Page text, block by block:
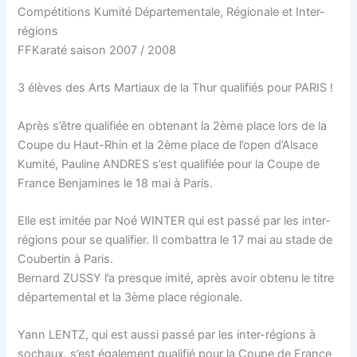
Compétitions Kumité Départementale, Régionale et Inter-
régions
FFKaraté saison 2007 / 2008
3 élèves des Arts Martiaux de la Thur qualifiés pour PARIS !
Après s’être qualifiée en obtenant la 2ème place lors de la
Coupe du Haut-Rhin et la 2ème place de l’open d’Alsace
Kumité, Pauline ANDRES s’est qualifiée pour la Coupe de
France Benjamines le 18 mai à Paris.
Elle est imitée par Noé WINTER qui est passé par les inter-
régions pour se qualifier. Il combattra le 17 mai au stade de
Coubertin à Paris.
Bernard ZUSSY l’a presque imité, après avoir obtenu le titre
départemental et la 3ème place régionale.
Yann LENTZ, qui est aussi passé par les inter-régions à
sochaux, s’est également qualifié pour la Coupe de France